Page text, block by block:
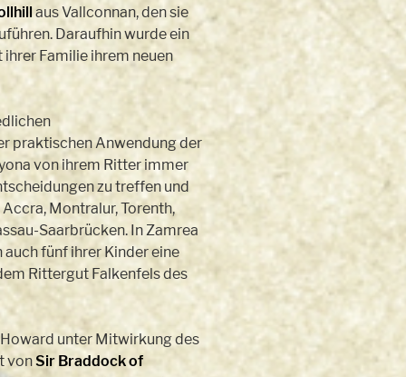
aus Vallconnan, den sie
Daraufhin wurde ein
Familie ihrem neuen
praktischen Anwendung der
von ihrem Ritter immer
zu treffen und
Montralur, Torenth,
Saarbrücken. In Zamrea
fünf ihrer Kinder eine
Rittergut Falkenfels des
unter Mitwirkung des
vonSir Braddock of